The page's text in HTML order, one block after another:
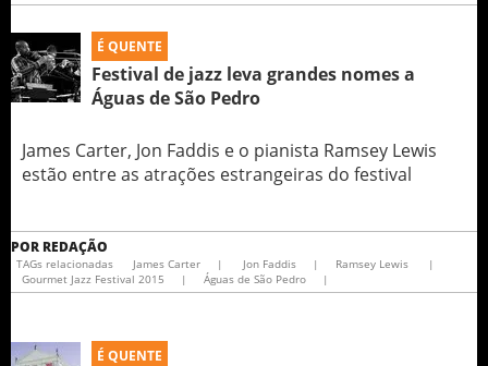
É QUENTE
Festival de jazz leva grandes nomes a
Águas de São Pedro
James Carter, Jon Faddis e o pianista Ramsey Lewis
estão entre as atrações estrangeiras do festival
POR REDAÇÃO
TAGs relacionadas James Carter | Jon Faddis | Ramsey Lewis
|
Gourmet Jazz Festival 2015
| Águas de São Pedro |
É QUENTE